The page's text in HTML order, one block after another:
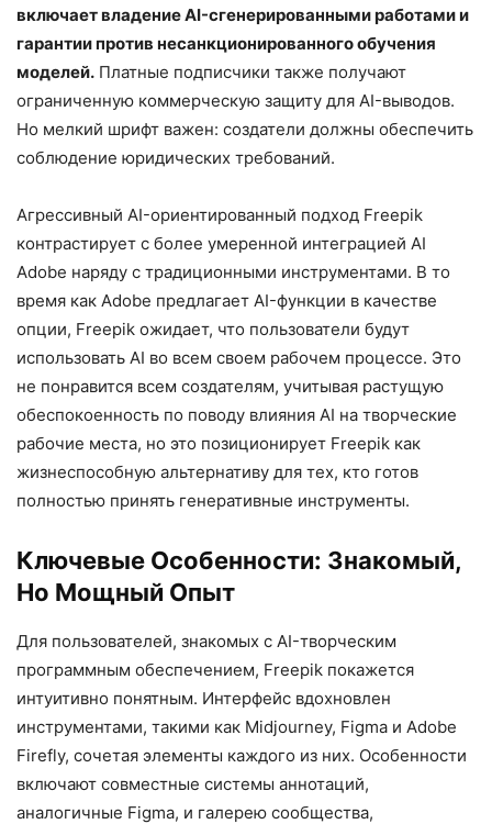
включает владение AI-сгенерированными работами и
гарантии против несанкционированного обучения
моделей. Платные подписчики также получают
ограниченную коммерческую защиту для AI-выводов.
Но мелкий шрифт важен: создатели должны обеспечить
соблюдение юридических требований.
Агрессивный AI-ориентированный подход Freepik
контрастирует с более умеренной интеграцией AI
Adobe наряду с традиционными инструментами. В то
время как Adobe предлагает AI-функции в качестве
опции, Freepik ожидает, что пользователи будут
использовать AI во всем своем рабочем процессе. Это
не понравится всем создателям, учитывая растущую
обеспокоенность по поводу влияния AI на творческие
рабочие места, но это позиционирует Freepik как
жизнеспособную альтернативу для тех, кто готов
полностью принять генеративные инструменты.
Ключевые Особенности: Знакомый,
Но Мощный Опыт
Для пользователей, знакомых с AI-творческим
программным обеспечением, Freepik покажется
интуитивно понятным. Интерфейс вдохновлен
инструментами, такими как Midjourney, Figma и Adobe
Firefly, сочетая элементы каждого из них. Особенности
включают совместные системы аннотаций,
аналогичные Figma, и галерею сообщества,